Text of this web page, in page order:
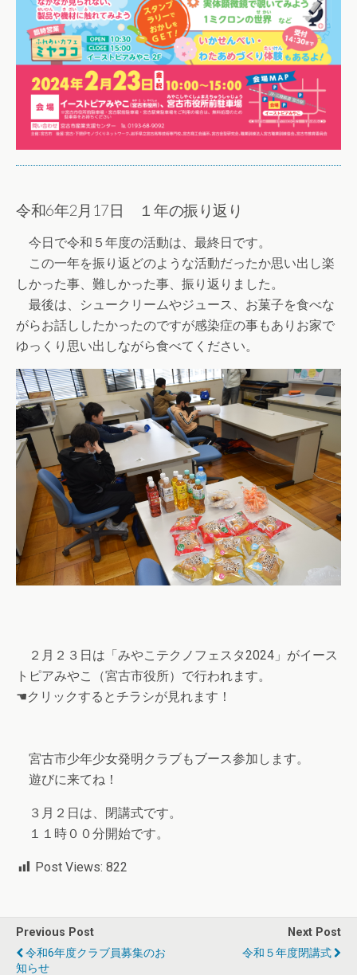
令和6年2月17日 １年の振り返り
今日で令和５年度の活動は、最終日です。
この一年を振り返どのような活動だったか思い出し楽
しかった事、難しかった事、振り返りました。
最後は、シュークリームやジュース、お菓子を食べな
がらお話ししたかったのですが感染症の事もありお家で
ゆっくり思い出しながら食べてください。
２月２３日は「みやこテクノフェスタ2024」がイース
トピアみやこ（宮古市役所）で行われます。
☚クリックするとチラシが見れます！
宮古市少年少女発明クラブもブース参加します。
遊びに来てね！
３月２日は、閉講式です。
１１時００分開始です。
Post Views: 822
Previous Post
令和6年度クラブ員募集のお
知らせ
Next Post
令和５年度閉講式